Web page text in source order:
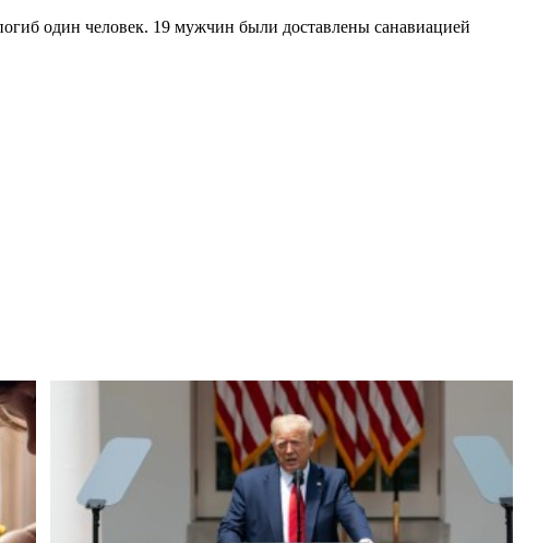
один человек. 19 мужчин были доставлены санавиацией